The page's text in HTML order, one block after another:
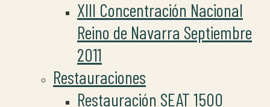
XIII Concentración Nacional
Reino de Navarra Septiembre
2011
Restauraciones
Restauración SEAT 1500